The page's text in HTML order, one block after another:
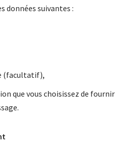
données suivantes :
(facultatif),
que vous choisissez de fournir